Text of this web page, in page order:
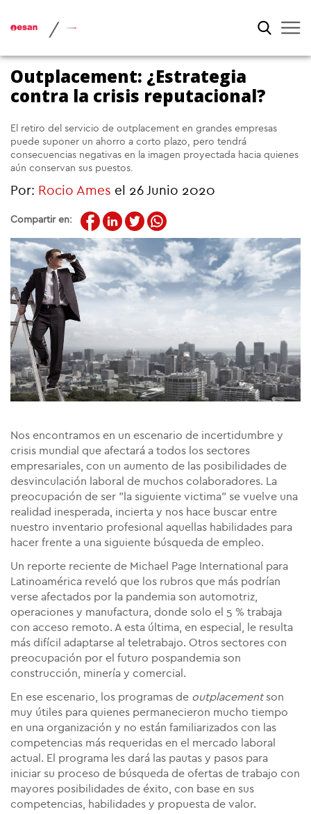
/
Outplacement: ¿Estrategia
contra la crisis reputacional?
El retiro del servicio de outplacement en grandes empresas
puede suponer un ahorro a corto plazo, pero tendrá
consecuencias negativas en la imagen proyectada hacia quienes
aún conservan sus puestos.
Por: Rocio Ames el 26 Junio 2020
Compartir en:
Nos encontramos en un escenario de incertidumbre y
crisis mundial que afectará a todos los sectores
empresariales, con un aumento de las posibilidades de
desvinculación laboral de muchos colaboradores. La
preocupación de ser "la siguiente victima" se vuelve una
realidad inesperada, incierta y nos hace buscar entre
nuestro inventario profesional aquellas habilidades para
hacer frente a una siguiente búsqueda de empleo.
Un reporte reciente de Michael Page International para
Latinoamérica reveló que los rubros que más podrían
verse afectados por la pandemia son automotriz,
operaciones y manufactura, donde solo el 5 % trabaja
con acceso remoto. A esta última, en especial, le resulta
más difícil adaptarse al teletrabajo. Otros sectores con
preocupación por el futuro pospandemia son
construcción, minería y comercial.
En ese escenario, los programas de outplacementson
muy útiles para quienes permanecieron mucho tiempo
en una organización y no están familiarizados con las
competencias más requeridas en el mercado laboral
actual. El programa les dará las pautas y pasos para
iniciar su proceso de búsqueda de ofertas de trabajo con
mayores posibilidades de éxito, con base en sus
competencias, habilidades y propuesta de valor.